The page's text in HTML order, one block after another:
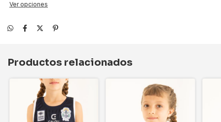
Ver opciones
Productos relacionados